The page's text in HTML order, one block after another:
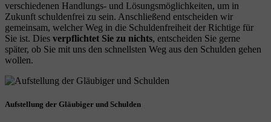
verschiedenen Handlungs- und Lösungsmöglichkeiten, um in
Zukunft schuldenfrei zu sein. Anschließend entscheiden wir
gemeinsam, welcher Weg in die Schuldenfreiheit der Richtige für
Sie ist. Dies verpflichtet Sie zu nichts, entscheiden Sie gerne
später, ob Sie mit uns den schnellsten Weg aus den Schulden gehen
wollen.
Aufstellung der Gläubiger und Schulden